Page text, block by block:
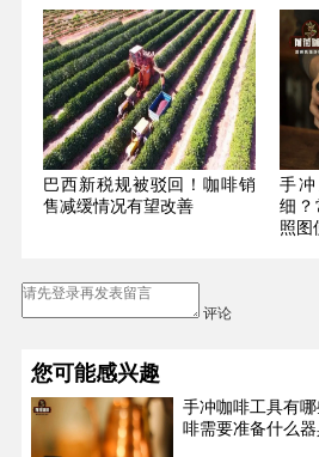
巴西新税规被驳回！咖啡销
售减缓情况有望改善
手
细？
照图
评论
您可能感兴趣
手冲咖啡工具有
啡需要准备什么器